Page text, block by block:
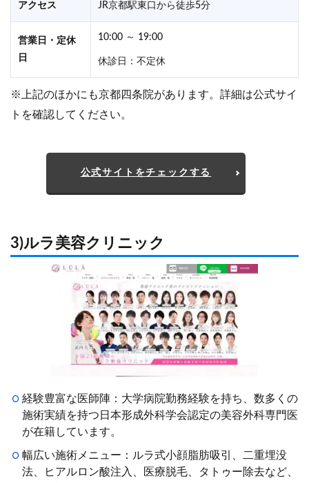
アクセス JR京都駅東口から徒歩5分
営業日・定休
日
10:00 ～ 19:00
休診日：不定休
※上記のほかにも京都四条院があります。詳細は公式サイ
トを確認してください。
公式サイトをチェックする
3)ルラ美容クリニック
経験豊富な医師陣：大学病院勤務経験を持ち、数多くの
施術実績を持つ日本形成外科学会認定の美容外科専門医
が在籍しています。
幅広い施術メニュー：ルラ式小顔脂肪吸引、二重埋没
法、ヒアルロン酸注入、医療脱毛、タトゥー除去など、